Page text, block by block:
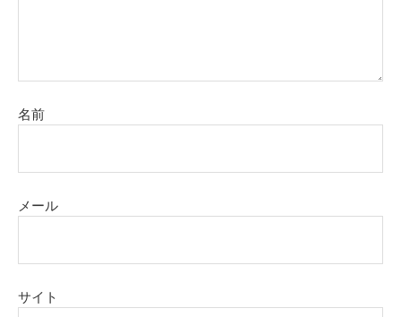
名前
メール
サイト